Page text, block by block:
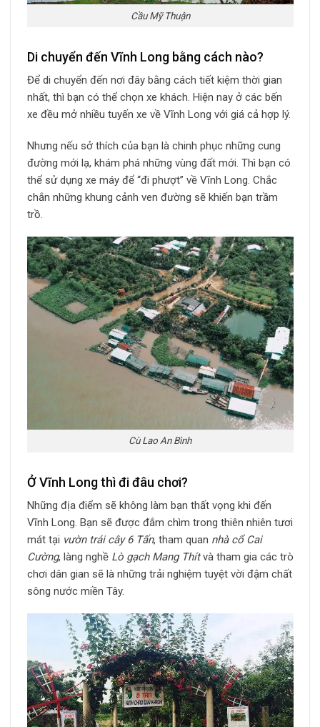
Cầu Mỹ Thuận
Di chuyển đến Vĩnh Long bằng cách nào?
Để di chuyển đến nơi đây bằng cách tiết kiệm thời gian
nhất, thì bạn có thể chọn xe khách. Hiện nay ở các bến
xe đều mở nhiều tuyến xe về Vĩnh Long với giá cả hợp lý.
Nhưng nếu sở thích của bạn là chinh phục những cung
đường mới lạ, khám phá những vùng đất mới. Thì bạn có
thể sử dụng xe máy để “đi phượt” về Vĩnh Long. Chắc
chắn những khung cảnh ven đường sẽ khiến bạn trầm
trồ.
Cù Lao An Bình
Ở Vĩnh Long thì đi đâu chơi?
Những địa điểm sẽ không làm bạn thất vọng khi đến
Vĩnh Long. Bạn sẽ được đắm chìm trong thiên nhiên tươi
mát tại vườn trái cây 6 Tấn, tham quan nhà cổ Cai
Cường, làng nghề Lò gạch Mang Thítvà tham gia các trò
chơi dân gian sẽ là những trải nghiệm tuyệt vời đậm chất
sông nước miền Tây.